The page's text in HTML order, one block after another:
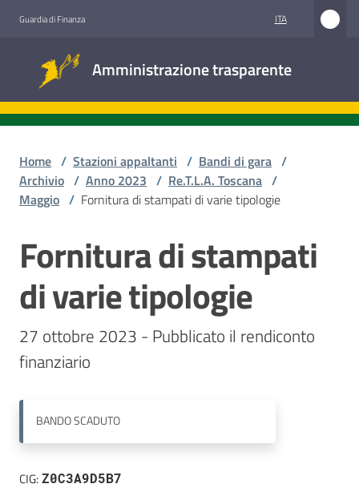
Guardia di Finanza ITA
Amministrazione trasparente
trasparente
Accesso
Stazioni
appaltanti
Contatti
Home / Stazioni appaltanti / Bandi di gara /
Archivio / Anno 2023 / Re.T.L.A. Toscana /
Maggio / Fornitura di stampati di varie tipologie
Salta al contenuto
Fornitura di stampati
di varie tipologie
27 ottobre 2023 - Pubblicato il rendiconto
finanziario
BANDOSCADUTO
CIG:Z0C3A9D5B7